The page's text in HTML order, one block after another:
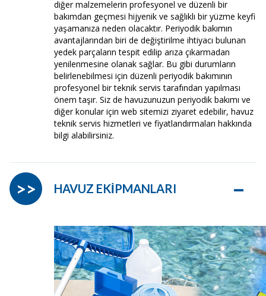
diğer malzemelerin profesyonel ve düzenli bir
bakımdan geçmesi hijyenik ve sağlıklı bir yüzme keyfi
yaşamanıza neden olacaktır. Periyodik bakımın
avantajlarından biri de değiştirilme ihtiyacı bulunan
yedek parçaların tespit edilip arıza çıkarmadan
yenilenmesine olanak sağlar. Bu gibi durumların
belirlenebilmesi için düzenli periyodik bakımının
profesyonel bir teknik servis tarafından yapılması
önem taşır. Siz de havuzunuzun periyodik bakımı ve
diğer konular için web sitemizi ziyaret edebilir, havuz
teknik servis hizmetleri ve fiyatlandırmaları hakkında
bilgi alabilirsiniz.
HAVUZ EKİPMANLARI –
>>